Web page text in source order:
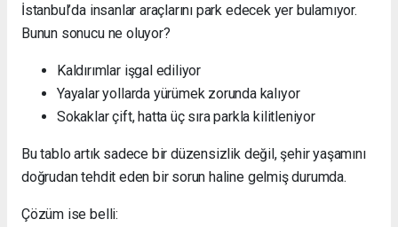
İstanbul’da insanlar araçlarını park edecek yer bulamıyor.
Bunun sonucu ne oluyor?
Kaldırımlar işgal ediliyor
Yayalar yollarda yürümek zorunda kalıyor
Sokaklar çift, hatta üç sıra parkla kilitleniyor
Bu tablo artık sadece bir düzensizlik değil, şehir yaşamını
doğrudan tehdit eden bir sorun haline gelmiş durumda.
Çözüm ise belli: